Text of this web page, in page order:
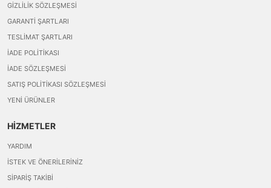
GIZLILIK SÖZLEŞMESI
GARANTI ŞARTLARI
TESLIMAT ŞARTLARI
İADE POLITIKASI
İADE SÖZLEŞMESI
SATIŞ POLITIKASI SÖZLEŞMESI
YENI ÜRÜNLER
HİZMETLER
YARDIM
İSTEK VE ÖNERILERINIZ
SIPARIŞ TAKIBI